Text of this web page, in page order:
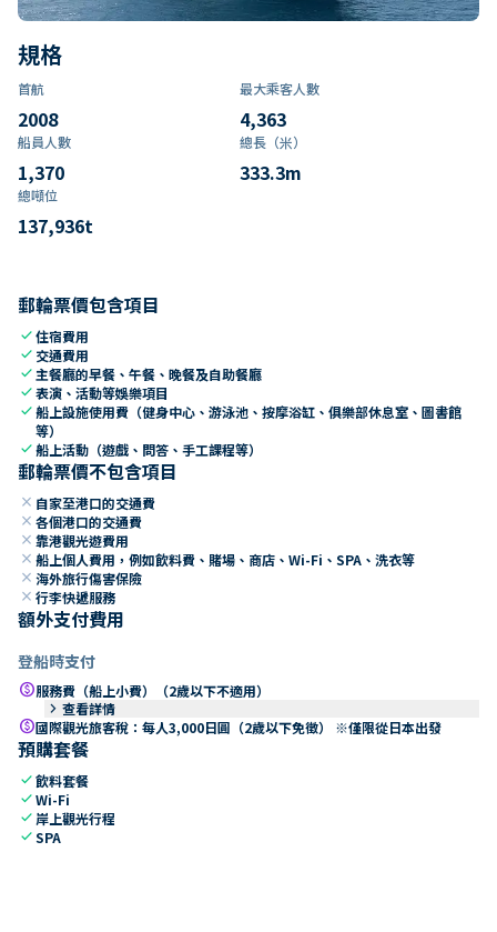
規格
首航
2008
最大乘客人數
4,363
船員人數
1,370
總長（米）
333.3m
總噸位
137,936t
郵輪票價包含項目
check住宿費用
check 交通費用
check 主餐廳的早餐、午餐、晚餐及自助餐廳
check表演、活動等娛樂項目
check船上設施使用費（健身中心、游泳池、按摩浴缸、俱樂部休息室、圖書館
等）
check船上活動（遊戲、問答、手工課程等）
郵輪票價不包含項目
close 自家至港口的交通費
close 各個港口的交通費
close 靠港觀光遊費用
close 船上個人費用，例如飲料費、賭場、商店、Wi-Fi、SPA、洗衣等
close 海外旅行傷害保險
close 行李快遞服務
額外支付費用
登船時支付
paid服務費（船上小費）（2歲以下不適用）
keyboard_arrow_right 查看詳情
paid國際觀光旅客稅：每人3,000日圓（2歲以下免徵） ※僅限從日本出發
預購套餐
check飲料套餐
checkWi-Fi
check 岸上觀光行程
checkSPA